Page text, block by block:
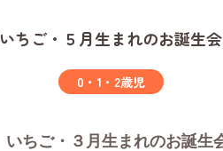
いちご・５月生まれのお誕生会
0・1・2歳児